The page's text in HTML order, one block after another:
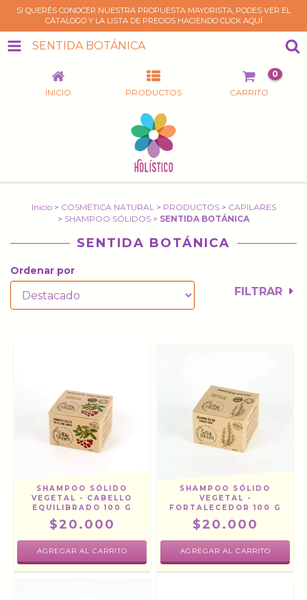
SI QUERÉS CONOCER NUESTRA PROPUESTA MAYORISTA, PODES VER EL
CÁTALOGO Y LA LISTA DE PRECIOS HACIENDO CLICK AQUÍ
SENTIDA BOTÁNICA
INICIO PRODUCTOS CARRITO
0
Inicio > COSMÉTICA NATURAL > PRODUCTOS > CAPILARES
> SHAMPOO SÓLIDOS > SENTIDA BOTÁNICA
SENTIDA BOTÁNICA
Ordenar por
FILTRAR
SHAMPOO SÓLIDO
VEGETAL - CABELLO
EQUILIBRADO 100 G
$20.000
SHAMPOO SÓLIDO
VEGETAL -
FORTALECEDOR 100 G
$20.000